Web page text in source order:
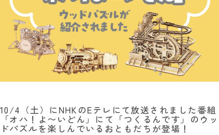
10/4（土）にNHKのEテレにて放送されました番組
「オハ！よ〜いどん」にて「つくるんです」のウッ
ドパズルを楽しんでいるおともだちが登場！